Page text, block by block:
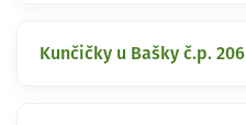
Kunčičky u Bašky č.p. 206